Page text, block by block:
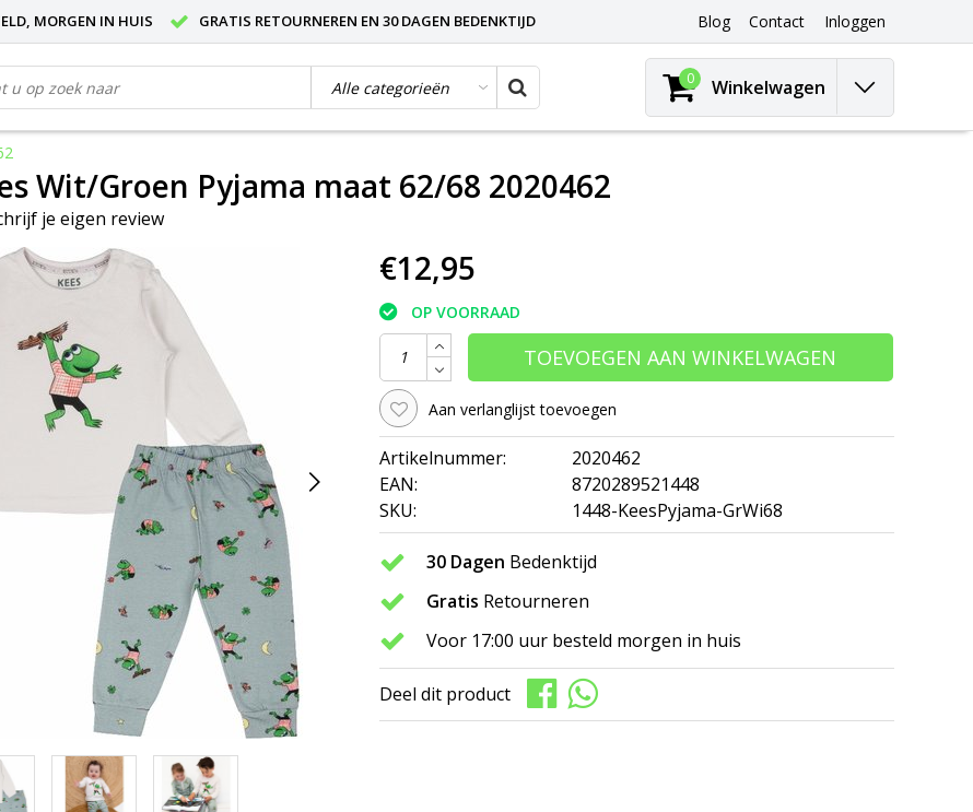
MORGEN IN HUIS GRATIS RETOURNEREN EN 30 DAGEN BEDENKTIJD Blog Contact Inloggen
0 Winkelwagen
Wit/Groen Pyjama maat 62/68 2020462
je eigen review
€12,95
OP VOORRAAD
TOEVOEGEN AAN WINKELWAGEN
Aan verlanglijst toevoegen
Artikelnummer:
2020462
EAN:
8720289521448
SKU:
1448-KeesPyjama-GrWi68
30 Dagen Bedenktijd
Gratis Retourneren
Voor 17:00 uur besteld morgen in huis
Deel dit product